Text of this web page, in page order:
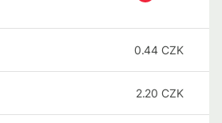
0.44 CZK
2.20 CZK